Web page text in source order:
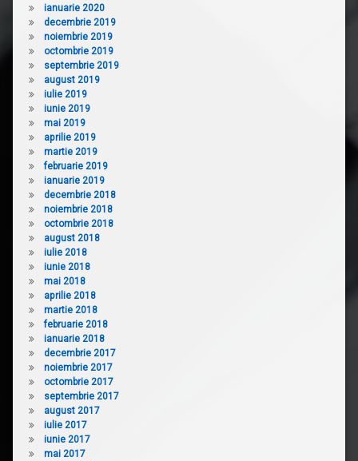
ianuarie 2020
decembrie 2019
noiembrie 2019
octombrie 2019
septembrie 2019
august 2019
iulie 2019
iunie 2019
mai 2019
aprilie 2019
martie 2019
februarie 2019
ianuarie 2019
decembrie 2018
noiembrie 2018
octombrie 2018
august 2018
iulie 2018
iunie 2018
mai 2018
aprilie 2018
martie 2018
februarie 2018
ianuarie 2018
decembrie 2017
noiembrie 2017
octombrie 2017
septembrie 2017
august 2017
iulie 2017
iunie 2017
mai 2017